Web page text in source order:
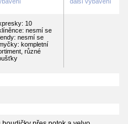
10
nesmí se
nesmí se
kompletní
různé